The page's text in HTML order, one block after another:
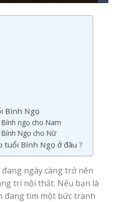
Bính Ngọ
ngọ cho Nam
Ngọ cho Nữ
Bính Ngọ ở đâu ?
ngày càng trở nên
trí nội thất. Nếu bạn là
đang tìm một bức tranh